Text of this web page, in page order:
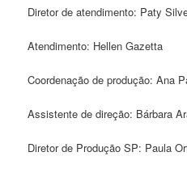
Diretor de atendimento: Paty
Atendimento: Hellen Gazetta
Coordenação de produção: Ana
Assistente de direção: Bárbara
Diretor de Produção SP: Paula